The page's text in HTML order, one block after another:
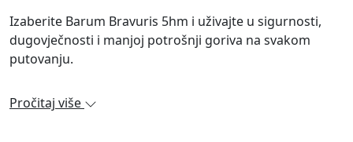
Izaberite Barum Bravuris 5hm i uživajte u sigurnosti,
dugovječnosti i manjoj potrošnji goriva na svakom
putovanju.
Pročitaj više